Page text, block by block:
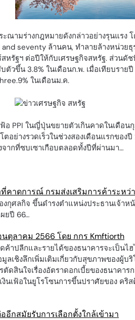
ณามร่างกฎหมายดังกล่าวอย่างรุนแรง
and seventy ล้านคน, ทำลายล้างหน่วย
หรัฐฯ ต่อปีให้กับเศรษฐกิจสหรัฐ. ส่วนดั
วขึ้น 3.8% ในเดือนก.พ. เมื่อเทียบราย
ในเดือนม.ค.
อ PPI ในญี่ปุ่นขยายตัวเกินคาดในเดือ
อย่างรวดเร็วในช่วงสองเดือนแรกของ
จากที่ซบเซาเกือบตลอดทั้งปีที่ผ่านมา…
ที่คาดการณ์ กรมส่งเสริมการค้าระหว่
งกุศลกิจ ขึ้นดำรงตำแหน่งประธานเจ้า
ยปี 66…
นตุลาคม 2566 โดย กกร Kmftiorth
าปลีกและรายได้ของธนาคารจะเป็น
ลเชิงลึกเพิ่มเติมเกี่ยวกับสุขภาพของผู้บ
ดสินใจเรื่องอัตราดอกเบี้ยของธนาคา
นเฟ้อในยูโรโซนการขึ้นปราศัยของ คริ
อีกสมัยรับการเลือกตั้งใกล้เข้ามา